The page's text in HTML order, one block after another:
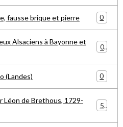
fausse brique et pierre 0
Alsaciens à Bayonne et
0
(Landes) 0
Léon de Brethous, 1729-
5